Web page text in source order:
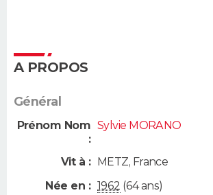
A PROPOS
Général
Prénom Nom
:
Sylvie MORANO
Vit à : METZ, France
Née en : 1962 (64 ans)